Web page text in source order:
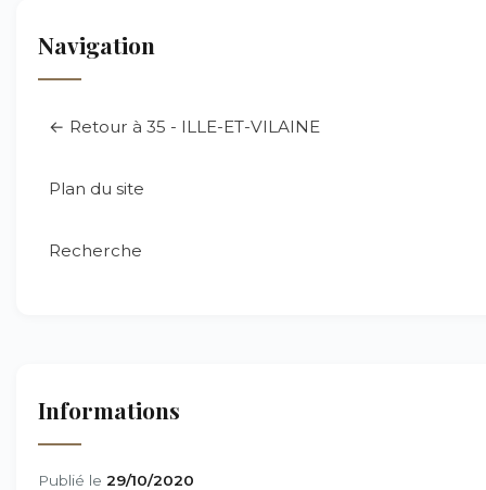
Navigation
← Retour à 35 - ILLE-ET-VILAINE
Plan du site
Recherche
Informations
Publié le 29/10/2020